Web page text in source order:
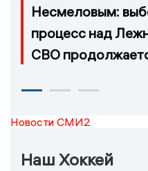
Несмеловым:
процесс над
СВО
Новости СМИ2
Наш Хоккей